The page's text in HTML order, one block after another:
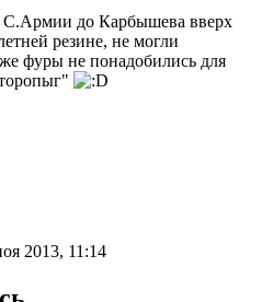
С.Армии до Карбышева вверх
резине, не могли
фуры не понадобились для
2013, 11:14